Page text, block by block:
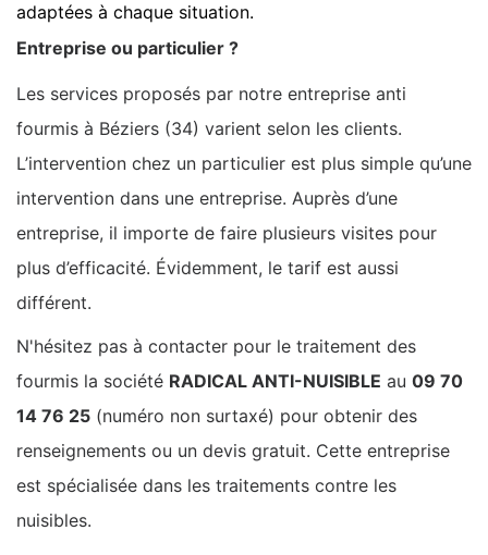
adaptées à chaque situation.
Entreprise ou particulier ?
Les services proposés par notre entreprise anti
fourmis à Béziers (34) varient selon les clients.
L’intervention chez un particulier est plus simple qu’une
intervention dans une entreprise. Auprès d’une
entreprise, il importe de faire plusieurs visites pour
plus d’efficacité. Évidemment, le tarif est aussi
différent.
N'hésitez pas à contacter pour le traitement des
fourmis la société RADICAL ANTI-NUISIBLE au 09 70
14 76 25 (numéro non surtaxé) pour obtenir des
renseignements ou un devis gratuit. Cette entreprise
est spécialisée dans les traitements contre les
nuisibles.